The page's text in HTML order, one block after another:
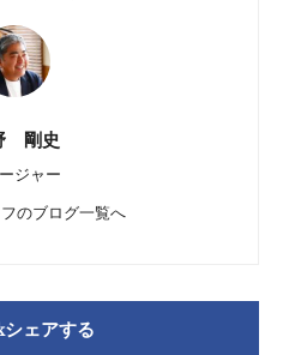
剛史
ジャー
のブログ一覧へ
シェアする